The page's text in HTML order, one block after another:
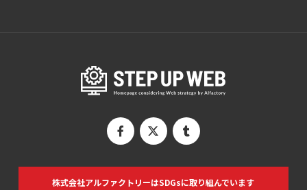
株式会社アルファクトリーはSDGsに取り組んでいます